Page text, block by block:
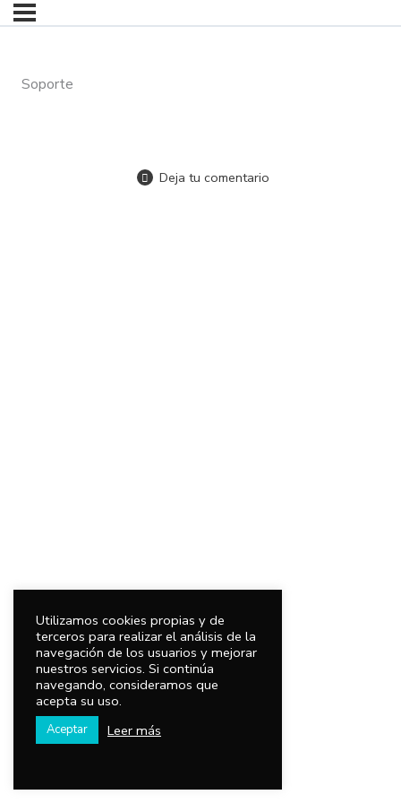
Soporte
Deja tu comentario
Utilizamos cookies propias y de
terceros para realizar el análisis de la
navegación de los usuarios y mejorar
nuestros servicios. Si continúa
navegando, consideramos que
acepta su uso.
Aceptar Leer más